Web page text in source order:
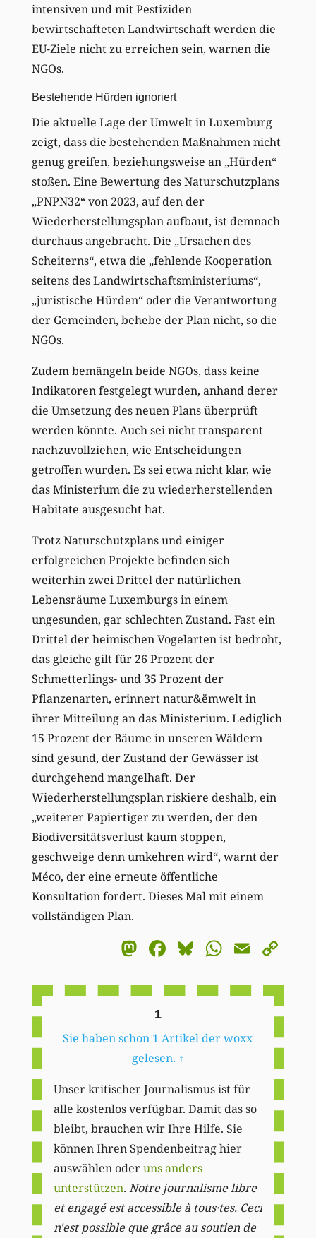
intensiven und mit Pestiziden
bewirtschafteten Landwirtschaft werden die
EU-Ziele nicht zu erreichen sein, warnen die
NGOs.
Bestehende Hürden ignoriert
Die aktuelle Lage der Umwelt in Luxemburg
zeigt, dass die bestehenden Maßnahmen nicht
genug greifen, beziehungsweise an „Hürden“
stoßen. Eine Bewertung des Naturschutzplans
„PNPN32“ von 2023, auf den der
Wiederherstellungsplan aufbaut, ist demnach
durchaus angebracht. Die „Ursachen des
Scheiterns“, etwa die „fehlende Kooperation
seitens des Landwirtschaftsministeriums“,
„juristische Hürden“ oder die Verantwortung
der Gemeinden, behebe der Plan nicht, so die
NGOs.
Zudem bemängeln beide NGOs, dass keine
Indikatoren festgelegt wurden, anhand derer
die Umsetzung des neuen Plans überprüft
werden könnte. Auch sei nicht transparent
nachzuvollziehen, wie Entscheidungen
getroffen wurden. Es sei etwa nicht klar, wie
das Ministerium die zu wiederherstellenden
Habitate ausgesucht hat.
Trotz Naturschutzplans und einiger
erfolgreichen Projekte befinden sich
weiterhin zwei Drittel der natürlichen
Lebensräume Luxemburgs in einem
ungesunden, gar schlechten Zustand. Fast ein
Drittel der heimischen Vogelarten ist bedroht,
das gleiche gilt für 26 Prozent der
Schmetterlings- und 35 Prozent der
Pflanzenarten, erinnert natur&ëmwelt in
ihrer Mitteilung an das Ministerium. Lediglich
15 Prozent der Bäume in unseren Wäldern
sind gesund, der Zustand der Gewässer ist
durchgehend mangelhaft. Der
Wiederherstellungsplan riskiere deshalb, ein
„weiterer Papiertiger zu werden, der den
Biodiversitätsverlust kaum stoppen,
geschweige denn umkehren wird“, warnt der
Méco, der eine erneute öffentliche
Konsultation fordert. Dieses Mal mit einem
vollständigen Plan.
Mastodon
Facebook
BlueskyEmail
1
Sie haben schon 1 Artikel der woxx
gelesen. ↑
Unser kritischer Journalismus ist für
alle kostenlos verfügbar. Damit das so
bleibt, brauchen wir Ihre Hilfe. Sie
können Ihren Spendenbeitrag hier
auswählen oderuns anders
unterstützen. Notre journalisme libre
et engagé est accessible à tous·tes. Ceci
n'est possible que grâce au soutien de